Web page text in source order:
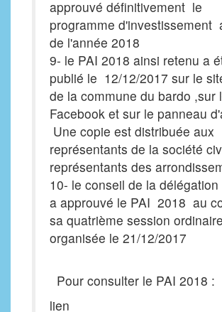
approuvé définitivement le
programme d'investissement
de l'année 2018
9- le PAI 2018 ainsi retenu a
publié le 12/12/2017 sur le
de la commune du bardo ,sur
Facebook et sur le panneau
Une copie est distribuée aux
représentants de la société
représentants des
10- le conseil de la
a approuvé le PAI 2018 au
sa quatrième session ordinaire
organisée le 21/12/2017
Pour consulter le PAI 2018 :
lien